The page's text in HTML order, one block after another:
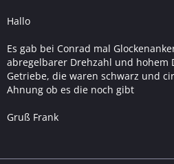
Hallo
Es gab bei Conrad mal
abregelbarer Drehzahl und hohem
Getriebe, die waren schwarz und
Ahnung ob es die noch gibt
Gruß Frank